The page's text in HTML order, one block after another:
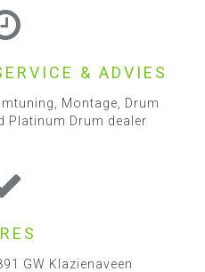
& ADVIES
Montage, Drum
Platinum Drum dealer
GW Klazienaveen